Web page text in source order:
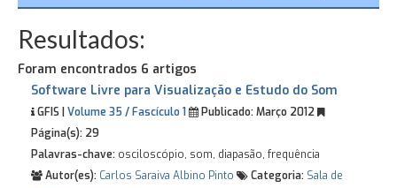
Resultados:
Foram encontrados 6 artigos
Software Livre para Visualização e Estudo do Som
GFIS | Volume 35 / Fascículo 1 Publicado:Março 2012
Página(s): 29
Palavras-chave: osciloscópio, som, diapasão, frequência
Autor(es): Carlos Saraiva Albino Pinto Categoria: Sala de